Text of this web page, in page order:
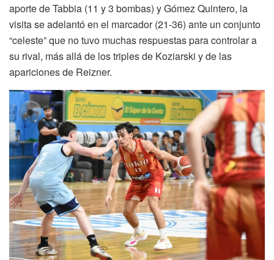
aporte de Tabbia (11 y 3 bombas) y Gómez Quintero, la
visita se adelantó en el marcador (21-36) ante un conjunto
“celeste” que no tuvo muchas respuestas para controlar a
su rival, más allá de los triples de Koziarski y de las
apariciones de Reizner.